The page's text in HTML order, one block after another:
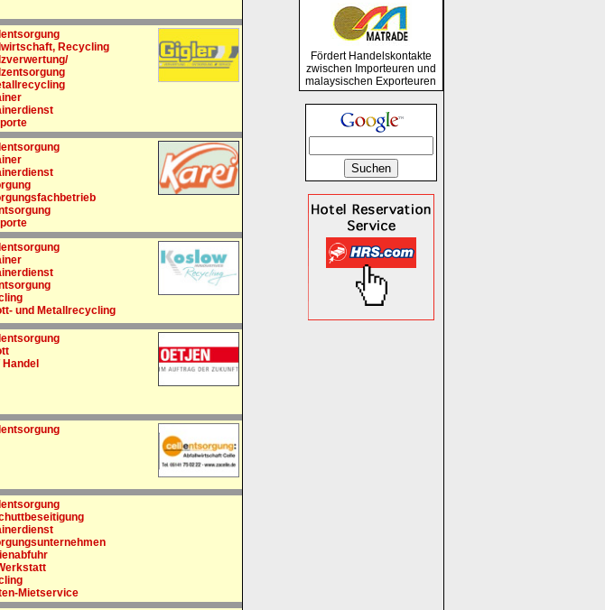
Recycling
und Metallrecycling
Mietservice
Fördert Handelskontakte
zwischen Importeuren und
malaysischen Exporteuren